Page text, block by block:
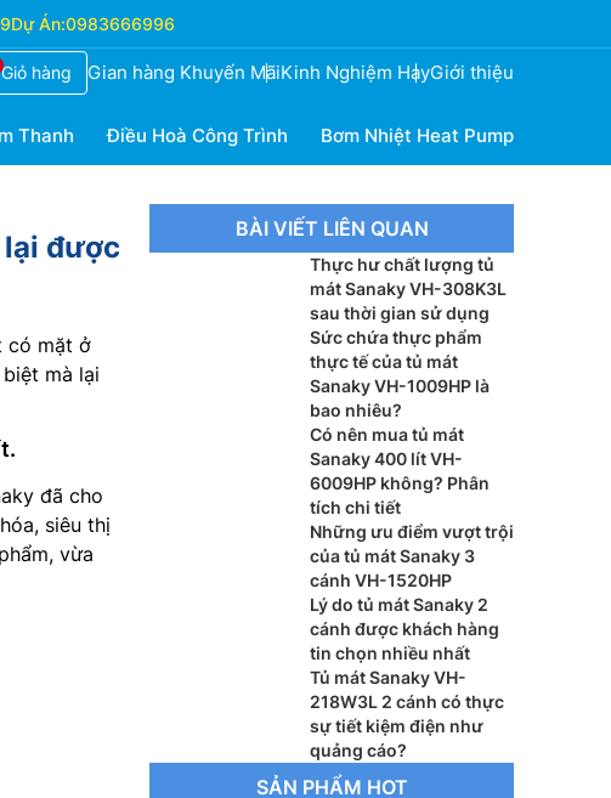
Dự Án:0983666996
Giỏ hàng Gian hàng Khuyến MãiKinh Nghiệm HayGiới thiệu
Thanh Điều Hoà Công Trình Bơm Nhiệt Heat Pump
lại được
có mặt ở
mà lại
đã cho
siêu thị
vừa
BÀI VIẾT LIÊN QUAN
Thực hư chất lượng tủ
mát Sanaky VH-308K3L
sau thời gian sử dụng
Sức chứa thực phẩm
thực tế của tủ mát
Sanaky VH-1009HP là
bao nhiêu?
Có nên mua tủ mát
Sanaky 400 lít VH-
6009HP không? Phân
tích chi tiết
Những ưu điểm vượt trội
của tủ mát Sanaky 3
cánh VH-1520HP
Lý do tủ mát Sanaky 2
cánh được khách hàng
tin chọn nhiều nhất
Tủ mát Sanaky VH-
218W3L 2 cánh có thực
sự tiết kiệm điện như
quảng cáo?
SẢN PHẨM HOT